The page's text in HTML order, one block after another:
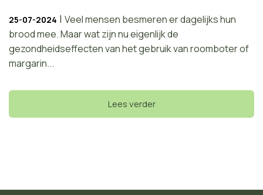
25-07-2024 | Veel mensen besmeren er dagelijks hun
brood mee. Maar wat zijn nu eigenlijk de
gezondheidseffecten van het gebruik van roomboter of
margarin...
Lees verder